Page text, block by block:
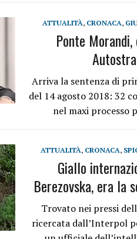
ATTUALITÀ, CRONACA,
Ponte Morandi,
Arriva la sentenza di
del 14 agosto 2018: 32
nel maxi processo
ATTUALITÀ, CRONACA,
Giallo
Berezovska, era la
Trovato nei pressi
ricercata dall’Interpol